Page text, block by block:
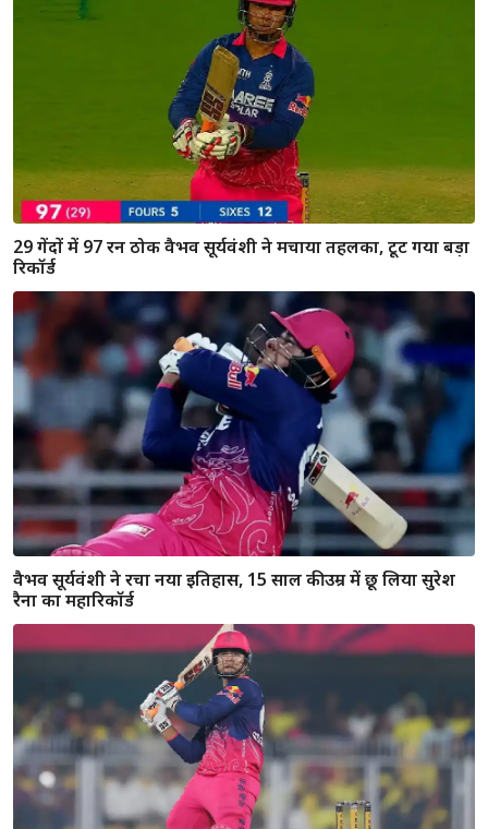
SRH की मालकिन काव्या मारन भी हुईं वैभव सूर्यवंशी की फैन, 97 रनों
की पारी के बाद ताली बजाते वीडियो वायरल
वैभव सूर्यवंशी का तूफान: जयसूर्या से लेकर वॉर्नर तक सभी दिग्गज
पीछे छूटे, रिकॉर्ड्स की लगी झड़ी
SRH के मुंह से जीत छीनकर राजस्थान को Q-2 में पहुंचाने वाले 5 हीरो
कौन? वैभव सूर्यवंशी का प्रदर्शन रहा लाजवाब